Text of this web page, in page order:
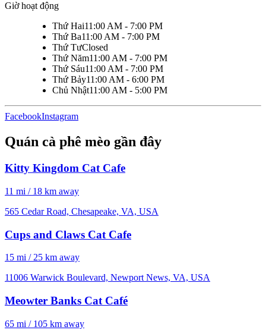
Giờ hoạt động
Thứ Hai11:00 AM - 7:00 PM
Thứ Ba11:00 AM - 7:00 PM
Thứ TưClosed
Thứ Năm11:00 AM - 7:00 PM
Thứ Sáu11:00 AM - 7:00 PM
Thứ Bảy11:00 AM - 6:00 PM
Chủ Nhật11:00 AM - 5:00 PM
FacebookInstagram
Quán cà phê mèo gần đây
Kitty Kingdom Cat Cafe
11 mi / 18 km away
565 Cedar Road, Chesapeake, VA, USA
Cups and Claws Cat Cafe
15 mi / 25 km away
11006 Warwick Boulevard, Newport News, VA, USA
Meowter Banks Cat Café
65 mi / 105 km away